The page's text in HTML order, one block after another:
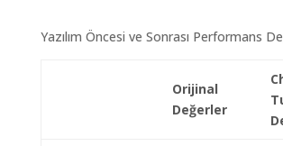
Yazılım Öncesi ve Sonrası Performans
Orijinal
Değerler